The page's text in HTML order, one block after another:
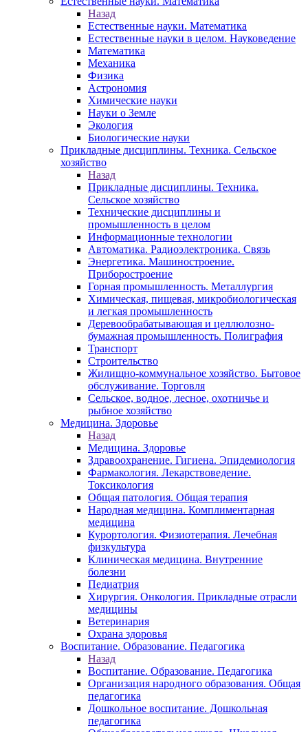
Назад
Естественные науки. Математика
Естественные науки в целом. Науковедение
Математика
Механика
Физика
Астрономия
Химические науки
Науки о Земле
Экология
Биологические науки
Прикладные дисциплины. Техника. Сельское
хозяйство
Назад
Прикладные дисциплины. Техника.
Сельское хозяйство
Технические дисциплины и
промышленность в целом
Информационные технологии
Автоматика. Радиоэлектроника. Связь
Энергетика. Машиностроение.
Приборостроение
Горная промышленность. Металлургия
Химическая, пищевая, микробиологическая
и легкая промышленность
Деревообрабатывающая и целлюлозно-
бумажная промышленность. Полиграфия
Транспорт
Строительство
Жилищно-коммунальное хозяйство. Бытовое
обслуживание. Торговля
Сельское, водное, лесное, охотничье и
рыбное хозяйство
Медицина. Здоровье
Назад
Медицина. Здоровье
Здравоохранение. Гигиена. Эпидемиология
Фармакология. Лекарствоведение.
Токсикология
Общая патология. Общая терапия
Народная медицина. Комплиментарная
медицина
Курортология. Физиотерапия. Лечебная
физкультура
Клиническая медицина. Внутренние
болезни
Педиатрия
Хирургия. Онкология. Прикладные отрасли
медицины
Ветеринария
Охрана здоровья
Воспитание. Образование. Педагогика
Назад
Воспитание. Образование. Педагогика
Организация народного образования. Общая
педагогика
Дошкольное воспитание. Дошкольная
педагогика